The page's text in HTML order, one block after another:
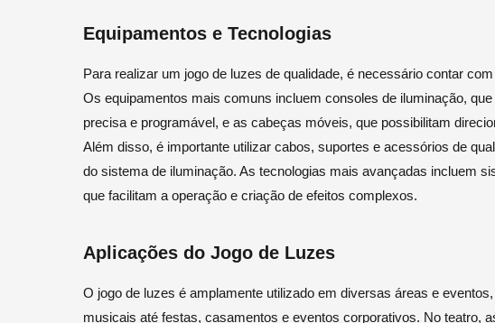
Equipamentos e Tecnologias
Para realizar um jogo de luzes de qualidade, é necessário contar
Os equipamentos mais comuns incluem consoles de iluminação,
precisa e programável, e as cabeças móveis, que possibilitam
Além disso, é importante utilizar cabos, suportes e acessórios de
do sistema de iluminação. As tecnologias mais avançadas incluem
que facilitam a operação e criação de efeitos complexos.
Aplicações do Jogo de Luzes
O jogo de luzes é amplamente utilizado em diversas áreas e
musicais até festas, casamentos e eventos corporativos. No teatro,